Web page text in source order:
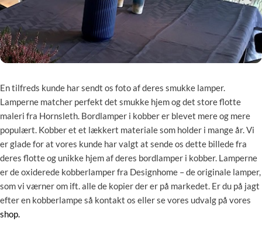
En tilfreds kunde har sendt os foto af deres smukke lamper.
Lamperne matcher perfekt det smukke hjem og det store flotte
maleri fra Hornsleth. Bordlamper i kobber er blevet mere og mere
populært. Kobber et et lækkert materiale som holder i mange år. Vi
er glade for at vores kunde har valgt at sende os dette billede fra
deres flotte og unikke hjem af deres bordlamper i kobber. Lamperne
er de oxiderede kobberlamper fra Designhome – de originale lamper,
som vi værner om ift. alle de kopier der er på markedet. Er du på jagt
efter en kobberlampe så kontakt os eller se vores udvalg på vores
shop.